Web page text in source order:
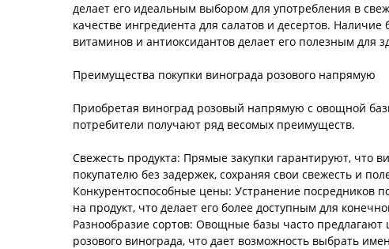
делает его идеальным выбором для употребления в
качестве ингредиента для салатов и десертов. Наличие
витаминов и антиоксидантов делает его полезным для
Преимущества покупки винограда розового напрямую
Приобретая виноград розовый напрямую с овощной
потребители получают ряд весомых преимуществ.
Свежесть продукта: Прямые закупки гарантируют, что
покупателю без задержек, сохраняя свои свежесть и
Конкурентоспособные цены: Устранение посредников
на продукт, что делает его более доступным для
Разнообразие сортов: Овощные базы часто
розового винограда, что дает возможность выбрать